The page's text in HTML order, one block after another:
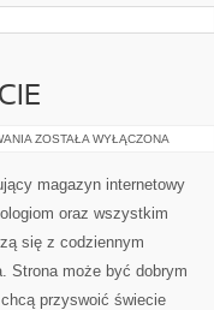
PRAWO
INTERNECIE
ZOSTAŁA WYŁĄCZONA
magazyn internetowy
oraz wszystkim
się z codziennym
Strona może być dobrym
przyswoić świecie